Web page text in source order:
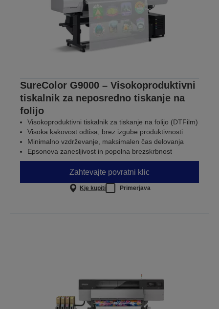
SureColor G9000 – Visokoproduktivni
tiskalnik za neposredno tiskanje na
folijo
Visokoproduktivni tiskalnik za tiskanje na folijo (DTFilm)
Visoka kakovost odtisa, brez izgube produktivnosti
Minimalno vzdrževanje, maksimalen čas delovanja
Epsonova zanesljivost in popolna brezskrbnost
Zahtevajte povratni klic
Kje kupiti Primerjava